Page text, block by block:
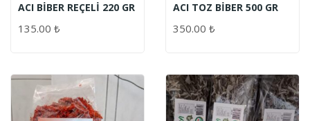
ACI BİBER REÇELİ 220 GR
135.00 ₺
ACI TOZ BİBER 500 GR
350.00 ₺